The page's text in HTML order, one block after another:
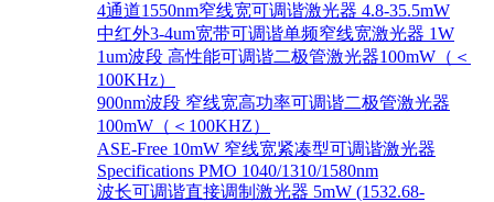
4通道1550nm窄线宽可调谐激光器 4.8-35.5mW
中红外3-4um宽带可调谐单频窄线宽激光器 1W
1um波段 高性能可调谐二极管激光器100mW（＜
100KHz）
900nm波段 窄线宽高功率可调谐二极管激光器
100mW（＜100KHZ）
ASE-Free 10mW 窄线宽紧凑型可调谐激光器
Specifications PMO 1040/1310/1580nm
波长可调谐直接调制激光器 5mW (1532.68-